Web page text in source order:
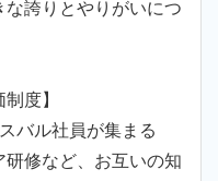
誇りとやりがいにつ
度】
バル社員が集まる
研修など、お互いの知